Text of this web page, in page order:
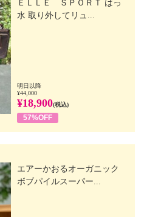
ＥＬＬＥ ＳＰＯＲＴ はっ
水 取り外してリュ...
明日以降
¥44,000
¥18,900(税込)
57%OFF
エアーかおるオーガニック
ボブパイルスーパー...